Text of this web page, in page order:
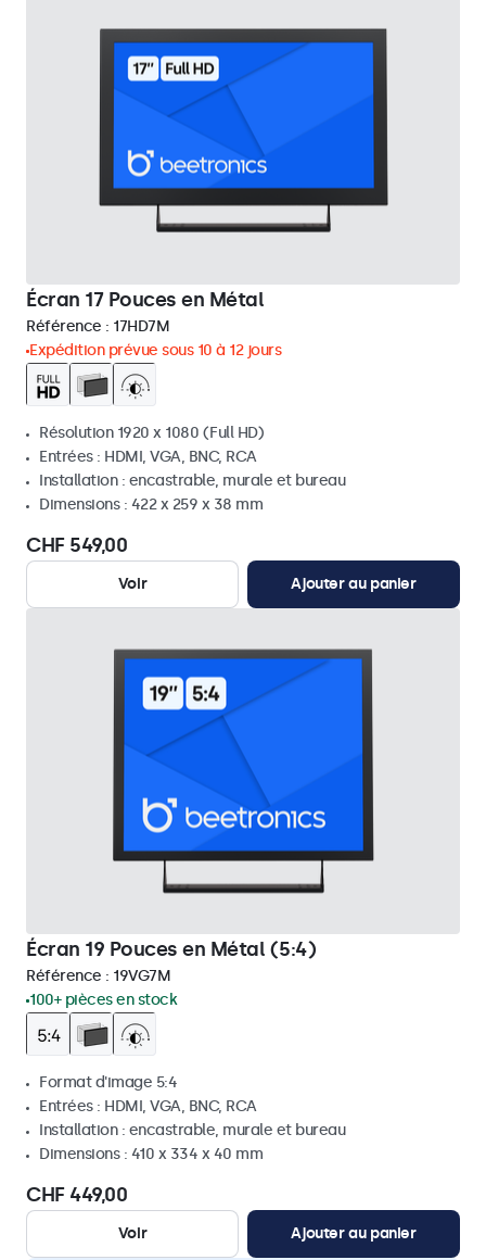
Écran 17 Pouces en Métal
Référence : 17HD7M
Expédition prévue sous 10 à 12 jours
Résolution 1920 x 1080 (Full HD)
Entrées : HDMI, VGA, BNC, RCA
Installation : encastrable, murale et bureau
Dimensions : 422 x 259 x 38 mm
CHF 549,00
Voir Ajouter au panier
Écran 19 Pouces en Métal (5:4)
Référence : 19VG7M
100+ pièces en stock
Format d'image 5:4
Entrées : HDMI, VGA, BNC, RCA
Installation : encastrable, murale et bureau
Dimensions : 410 x 334 x 40 mm
CHF 449,00
Voir Ajouter au panier